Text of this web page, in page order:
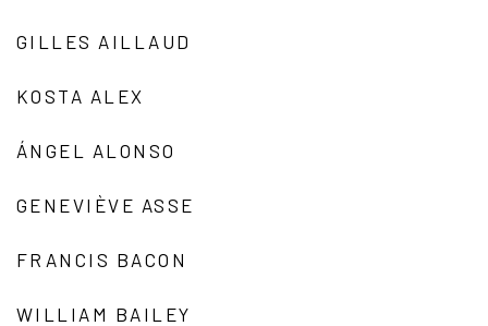
GILLES AILLAUD
KOSTA ALEX
ÁNGEL ALONSO
GENEVIÈVE ASSE
FRANCIS BACON
WILLIAM BAILEY